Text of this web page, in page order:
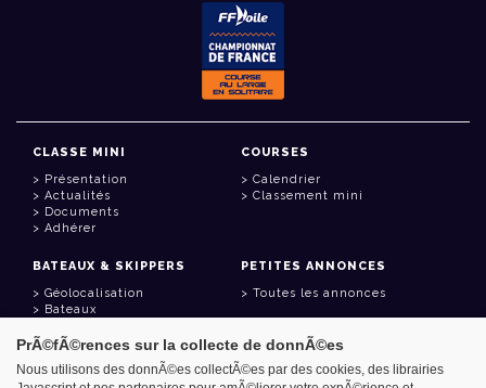
CLASSE MINI
Présentation
Actualités
Documents
Adhérer
COURSES
Calendrier
Classement mini
BATEAUX & SKIPPERS
Géolocalisation
Bateaux
PETITES ANNONCES
Toutes les annonces
LIENS UTILES
PrÃ©fÃ©rences sur la collecte de donnÃ©es
Nous utilisons des donnÃ©es collectÃ©es par des cookies, des librairies